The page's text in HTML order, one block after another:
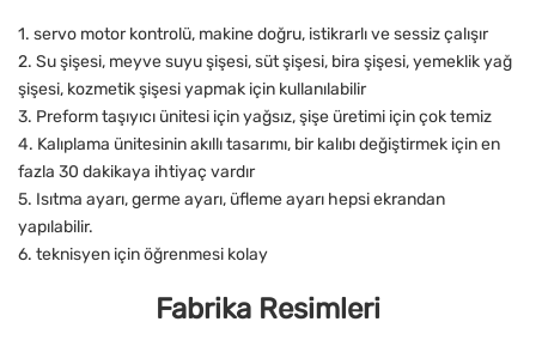
1. servo motor kontrolü, makine doğru, istikrarlı ve sessiz çalışır
2. Su şişesi, meyve suyu şişesi, süt şişesi, bira şişesi, yemeklik yağ
şişesi, kozmetik şişesi yapmak için kullanılabilir
3. Preform taşıyıcı ünitesi için yağsız, şişe üretimi için çok temiz
4. Kalıplama ünitesinin akıllı tasarımı, bir kalıbı değiştirmek için en
fazla 30 dakikaya ihtiyaç vardır
5. Isıtma ayarı, germe ayarı, üfleme ayarı hepsi ekrandan
yapılabilir.
6. teknisyen için öğrenmesi kolay
Fabrika Resimleri